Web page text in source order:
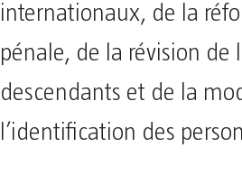
internationaux, de la
pénale, de la révision de
descendants et de la
l’identification des